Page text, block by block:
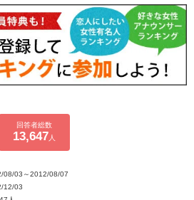
回答者総数
13,647 人
08/03～2012/08/07
12/03